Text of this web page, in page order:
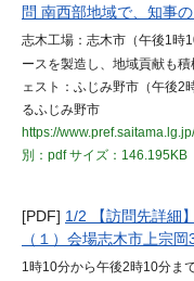
問 南西部地域で、知事
志木工場：志木市（午後1時
ースを製造し、地域貢献も積
ェスト：ふじみ野市（午後2
るふじみ野市
https://
別：pdfサイズ：146.195KB
[PDF] 1/2 【訪問先詳細
（１）会場志木市上宗
1時10分から午後2時10分ま